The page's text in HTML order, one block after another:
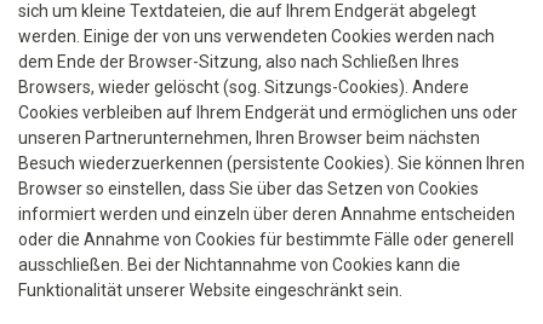
sich um kleine Textdateien, die auf Ihrem Endgerät abgelegt
werden. Einige der von uns verwendeten Cookies werden nach
dem Ende der Browser-Sitzung, also nach Schließen Ihres
Browsers, wieder gelöscht (sog. Sitzungs-Cookies). Andere
Cookies verbleiben auf Ihrem Endgerät und ermöglichen uns oder
unseren Partnerunternehmen, Ihren Browser beim nächsten
Besuch wiederzuerkennen (persistente Cookies). Sie können Ihren
Browser so einstellen, dass Sie über das Setzen von Cookies
informiert werden und einzeln über deren Annahme entscheiden
oder die Annahme von Cookies für bestimmte Fälle oder generell
ausschließen. Bei der Nichtannahme von Cookies kann die
Funktionalität unserer Website eingeschränkt sein.